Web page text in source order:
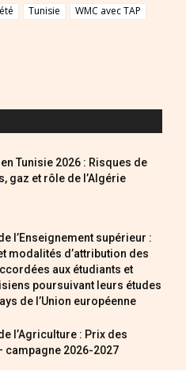
Tunisie WMC avec TAP
Tunisie 2026 : Risques de
gaz et rôle de l’Algérie
l’Enseignement supérieur :
modalités d’attribution des
aux étudiants et
poursuivant leurs études
de l’Union européenne
l’Agriculture : Prix des
campagne 2026-2027